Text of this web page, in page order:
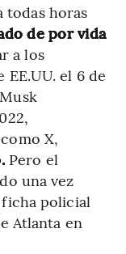
todas horas
de por vida
a los
el 6 de
X,
Pero el
una vez
policial
Atlanta en